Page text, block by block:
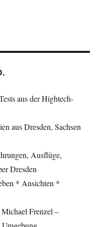
aus der Hightech-
aus Dresden, Sachsen
Ausflüge,
Dresden
* Ansichten *
Michael Frenzel –